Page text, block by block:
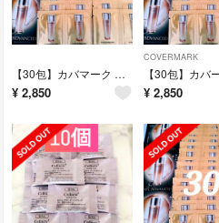
【30包】カバマーク セルアドバンスト ローションWS 化粧水
¥ 2,850
COVERMARK
¥ 2,850